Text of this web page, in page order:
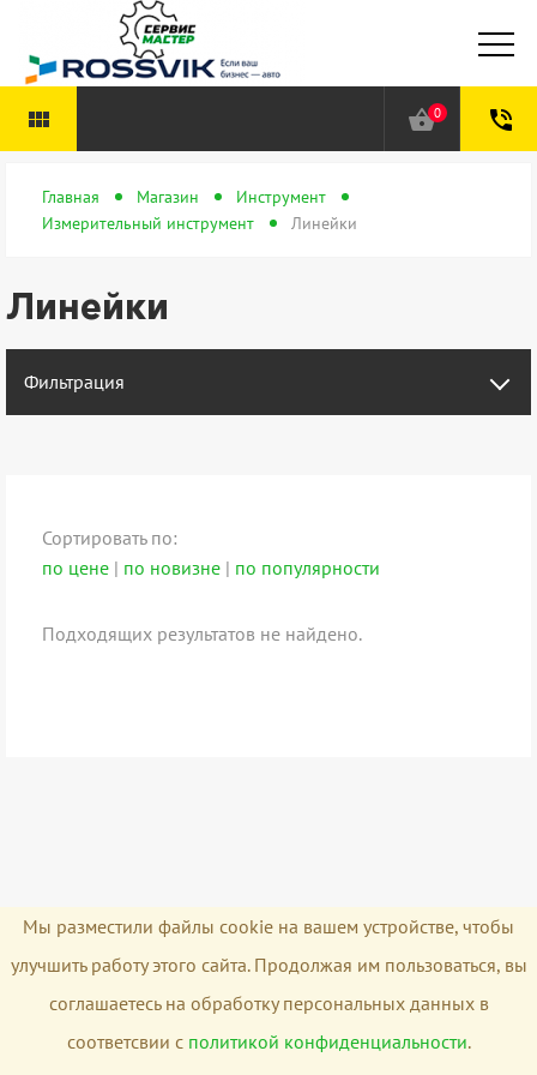
shopping_basket0 phone_in_talk
Главная Магазин
Инструмент
Измерительный инструмент
Линейки
Линейки
view_module
Фильтрация
Сортировать по:
по цене | по новизне | по популярности
Подходящих результатов не найдено.
Мы разместили файлы cookie на вашем устройстве, чтобы
улучшить работу этого сайта. Продолжая им пользоваться, вы
соглашаетесь на обработку персональных данных в
соответсвии с политикой конфиденциальности.